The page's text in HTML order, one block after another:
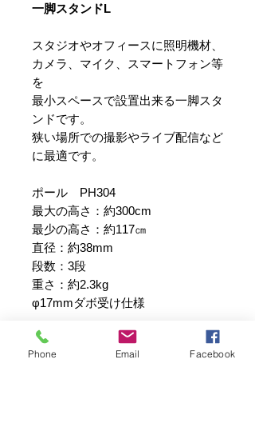
一脚スタンドL
スタジオやオフィースに照明機材、
カメラ、マイク、スマートフォン等
を
最小スペースで設置出来る一脚スタ
ンドです。
狭い場所での撮影やライブ配信など
に最適です。
ポール PH304
最大の高さ：約300cm
最少の高さ：約117㎝
直径：約38mm
段数：3段
重さ：約2.3kg
φ17mmダボ受け仕様
台座 D400
直径：約40cm
Phone Email Facebook